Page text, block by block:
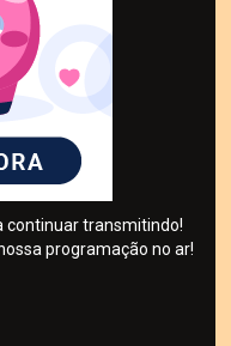
continuar transmitindo!
programação no ar!